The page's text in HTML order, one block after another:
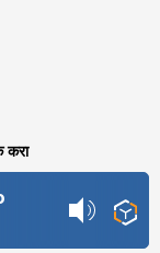
करा